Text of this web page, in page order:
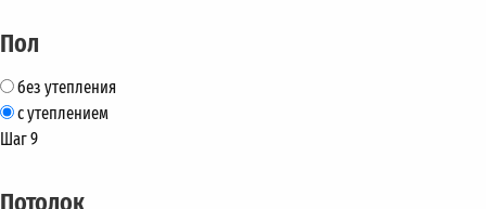
Пол
без утепления
с утеплением
Шаг 9
Потолок